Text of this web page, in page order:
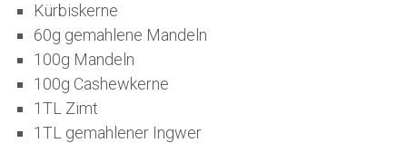
Kürbiskerne
60g gemahlene Mandeln
100g Mandeln
100g Cashewkerne
1TL Zimt
1TL gemahlener Ingwer